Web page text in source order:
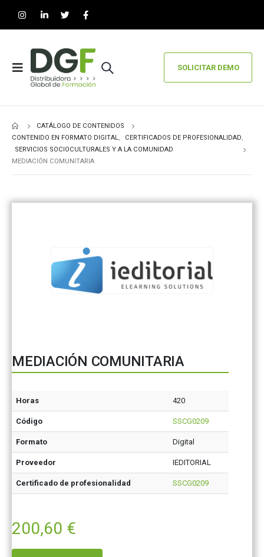
SOLICITAR DEMO
CATÁLOGO DE CONTENIDOS
CONTENIDO EN FORMATO DIGITAL, CERTIFICADOS DE PROFESIONALIDAD,
SERVICIOS SOCIOCULTURALES Y A LA COMUNIDAD
MEDIACIÓN COMUNITARIA
MEDIACIÓN COMUNITARIA
Horas 420
Código SSCG0209
Formato Digital
Proveedor IEDITORIAL
Certificado de profesionalidad SSCG0209
200,60 €